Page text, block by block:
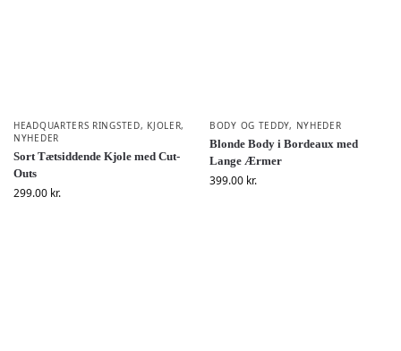
HEADQUARTERS RINGSTED, KJOLER,
NYHEDER
Sort Tætsiddende Kjole med Cut-
Outs
299.00 kr.
BODY OG TEDDY, NYHEDER
Blonde Body i Bordeaux med
Lange Ærmer
399.00 kr.